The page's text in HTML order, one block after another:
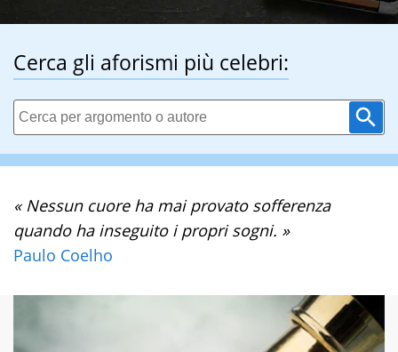
Cerca gli aforismi più celebri:
« Nessun cuore ha mai provato sofferenza
quando ha inseguito i propri sogni. »
Paulo Coelho